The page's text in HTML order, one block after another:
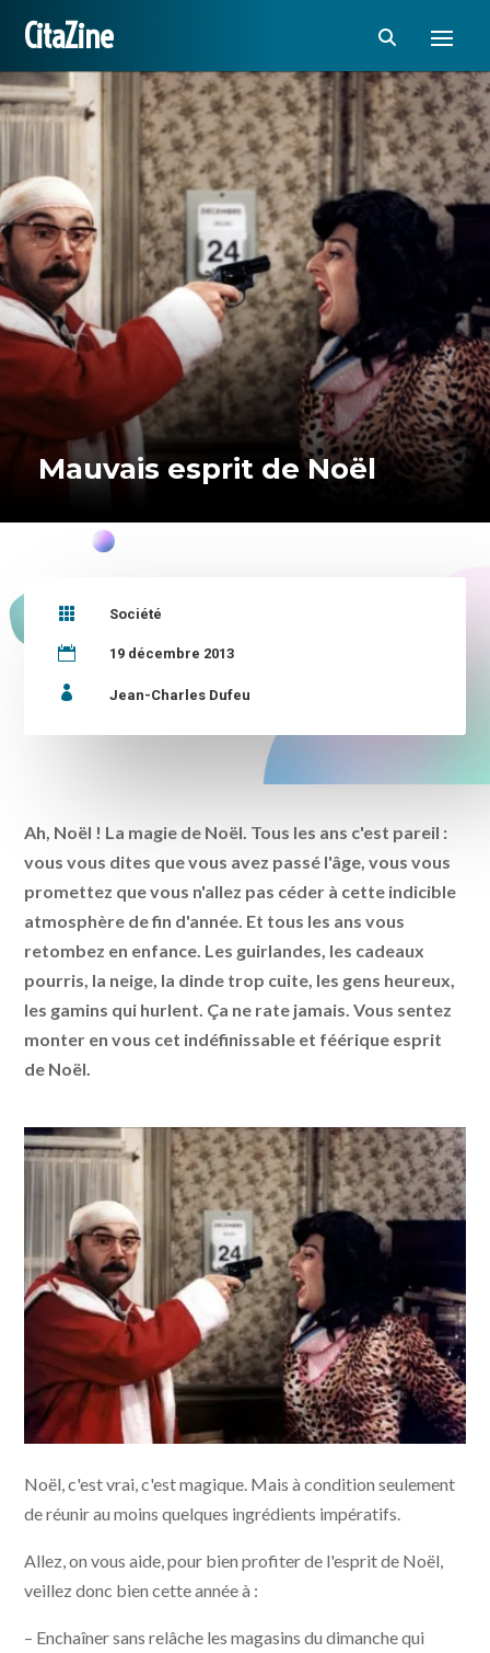
CitaZine
Mauvais esprit de Noël
 Société
 19 décembre 2013
 Jean-Charles Dufeu
Ah, Noël ! La magie de Noël. Tous les ans c'est pareil :
vous vous dites que vous avez passé l'âge, vous vous
promettez que vous n'allez pas céder à cette indicible
atmosphère de fin d'année. Et tous les ans vous
retombez en enfance. Les guirlandes, les cadeaux
pourris, la neige, la dinde trop cuite, les gens heureux,
les gamins qui hurlent. Ça ne rate jamais. Vous sentez
monter en vous cet indéfinissable et féérique esprit
de Noël.
Noël, c'est vrai, c'est magique. Mais à condition seulement
de réunir au moins quelques ingrédients impératifs.
Allez, on vous aide, pour bien profiter de l'esprit de Noël,
veillez donc bien cette année à :
– Enchaîner sans relâche les magasins du dimanche qui